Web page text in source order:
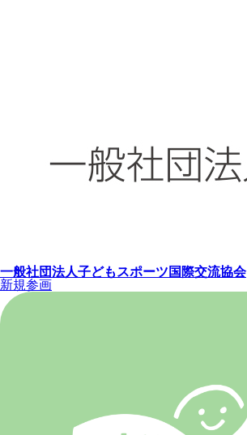
一般社団法人子どもスポーツ国際交流協会
新規参画